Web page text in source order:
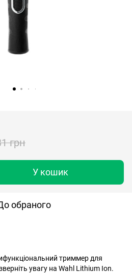
грн
У кошик
обраного
триммер для
увагу на Wahl Lithium Ion.